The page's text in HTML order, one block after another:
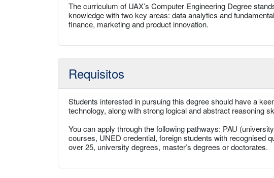
The curriculum of UAX’s Computer Engineering Degree
knowledge with two key areas: data analytics and
finance, marketing and product innovation.
Requisitos
Students interested in pursuing this degree should have a
technology, along with strong logical and abstract reasoning
You can apply through the following pathways: PAU
courses, UNED credential, foreign students with recognised
over 25, university degrees, master’s degrees or doctorates.